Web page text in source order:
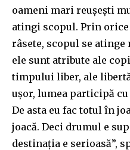
oameni mari reușești
atingi scopul. Prin
râsete, scopul se
ele sunt atribute ale
timpului liber, ale
ușor, lumea participă
De asta eu fac totul în
joacă. Deci drumul e
destinația e serioasă”,